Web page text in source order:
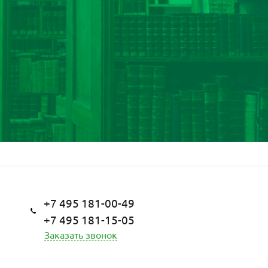
+7 495 181-00-49
+7 495 181-15-05
Заказать звонок